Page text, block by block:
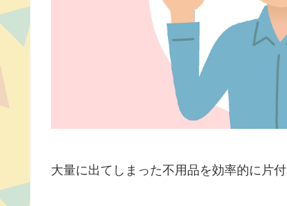
大量に出てしまった不用品を効率的に片